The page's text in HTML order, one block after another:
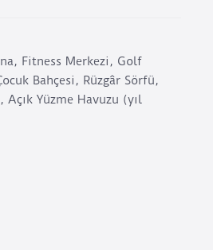
Fitness Merkezi, Golf
Bahçesi, Rüzgâr Sörfü,
Yüzme Havuzu (yıl